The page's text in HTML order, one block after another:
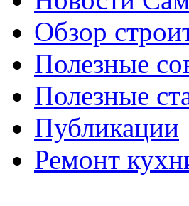
Обзор
Полезные
Полезные
Публикации
Ремонт